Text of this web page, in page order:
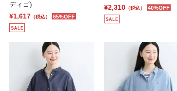
ディゴ)
¥1,617 （税込） 65%OFF
¥2,310 （税込） 40%OFF